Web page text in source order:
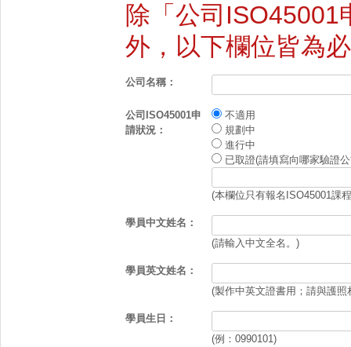
除「公司ISO45001
外，以下欄位皆為
公司名稱：
公司ISO45001申
請狀況：
不適用
規劃中
進行中
已取證(請填寫向哪家驗證
(本欄位只有報名ISO45001課
學員中文姓名：
(請輸入中文全名。)
學員英文姓名：
(製作中英文證書用；請與護
學員生日：
(例：0990101)